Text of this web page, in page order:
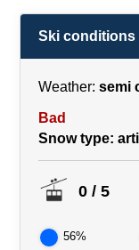
Ski conditions
Weather: semi
Bad
Snow type:
0 / 5
56%